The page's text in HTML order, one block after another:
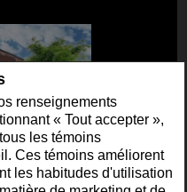
renseignements
« Tout accepter »,
les témoins
Ces témoins améliorent
les habitudes d'utilisation